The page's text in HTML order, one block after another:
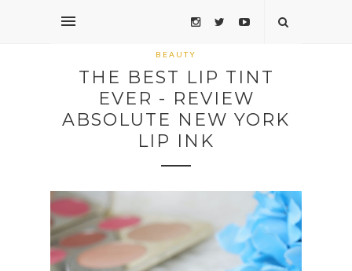
BEAUTY
THE BEST LIP TINT
EVER - REVIEW
ABSOLUTE NEW YORK
LIP INK